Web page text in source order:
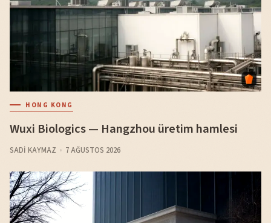
HONG KONG
Wuxi Biologics — Hangzhou üretim hamlesi
SADI KAYMAZ 7 AĞUSTOS 2026